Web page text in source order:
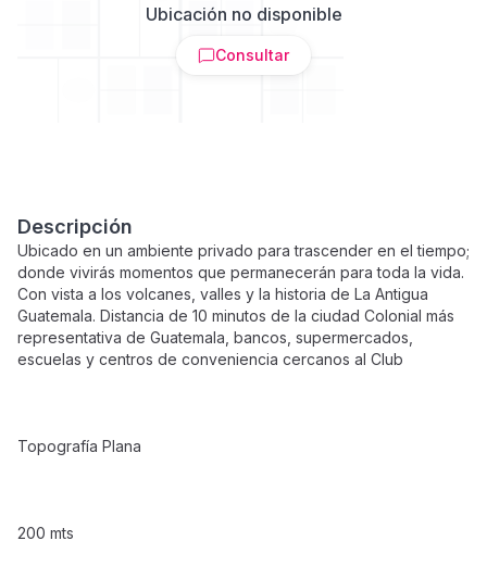
Ubicación no disponible
Consultar
Descripción
Ubicado en un ambiente privado para trascender en el tiempo;
donde vivirás momentos que permanecerán para toda la vida.
Con vista a los volcanes, valles y la historia de La Antigua
Guatemala. Distancia de 10 minutos de la ciudad Colonial más
representativa de Guatemala, bancos, supermercados,
escuelas y centros de conveniencia cercanos al Club
Topografía Plana
200 mts